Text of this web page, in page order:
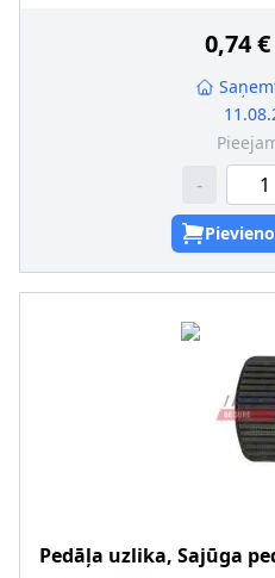
0,74 €
-
Pedāļa uzlika, Sajūga